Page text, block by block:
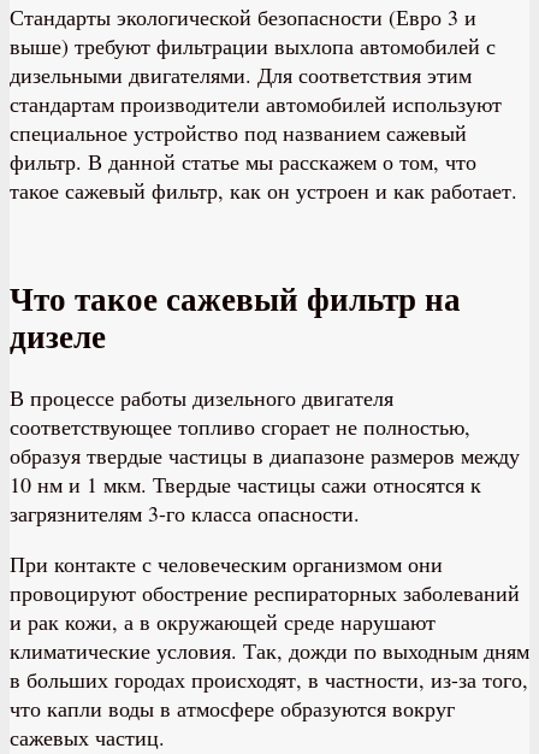
Стандарты экологической безопасности (Евро 3 и
выше) требуют фильтрации выхлопа автомобилей с
дизельными двигателями. Для соответствия этим
стандартам производители автомобилей используют
специальное устройство под названием сажевый
фильтр. В данной статье мы расскажем о том, что
такое сажевый фильтр, как он устроен и как работает.
Что такое сажевый фильтр на
дизеле
В процессе работы дизельного двигателя
соответствующее топливо сгорает не полностью,
образуя твердые частицы в диапазоне размеров между
10 нм и 1 мкм. Твердые частицы сажи относятся к
загрязнителям 3-го класса опасности.
При контакте с человеческим организмом они
провоцируют обострение респираторных заболеваний
и рак кожи, а в окружающей среде нарушают
климатические условия. Так, дожди по выходным дням
в больших городах происходят, в частности, из-за того,
что капли воды в атмосфере образуются вокруг
сажевых частиц.